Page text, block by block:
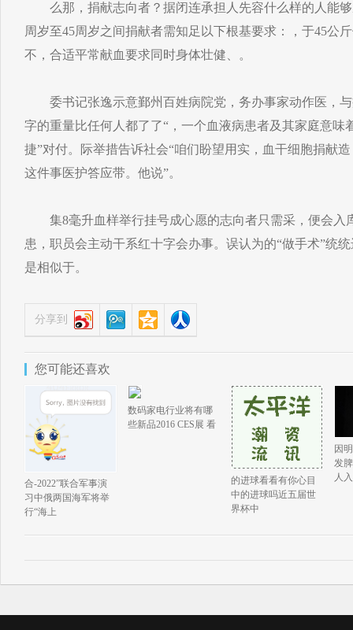
么那，捐献志向者？据闭连承担人先容什么样的人能够
周岁至45周岁之间捐献者需知足以下根基要求：，于45公
不，合适平常献血要求同时身体壮健、。
委书记张逸示意鄞州百姓病院党，务办事家动作医，与
字的重量比任何人都了了“，一个血液病患者及其家庭意味
捷”对付。际举措告诉社会“咱们盼望用实，血干细胞捐献
这件事医护答应带。他说”。
集8毫升血样举行挂号成心愿的志向者只需采，便会入
患，职员会主动干系红十字会办事。误认为的“做手术”统
是相似于。
分享到
您可能还喜欢
合-2022”联合军事演
习中俄两国海军将举
行“海上
数码家电行业将有哪
些新品2016 CES展 看
的进球看看有你心目
中的进球吗近五届世
界杯中
因
发
人